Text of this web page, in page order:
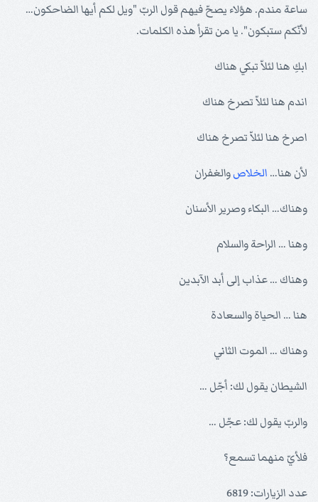
ساعة مندم. هؤلاء يصحّ فيهم قول الربّ "ويل لكم أيها الضاحكون…
لأنّكم ستبكون". يا من تقرأ هذه الكلمات.
ابكِ هنا لئلاّ تبكي هناك
اندم هنا لئلاّ تصرخ هناك
اصرخ هنا لئلاّ تصرخ هناك
لأن هنا… الخلاصوالغفران
وهناك… البكاء وصرير الأسنان
وهنا … الراحة والسلام
وهناك … عذاب إلى أبد الآبدين
هنا … الحياة والسعادة
وهناك … الموت الثاني
الشيطان يقول لك: أجّل …
والربّ يقول لك: عجّل …
فلأيّ منهما تسمع؟
عدد الزيارات: 6819